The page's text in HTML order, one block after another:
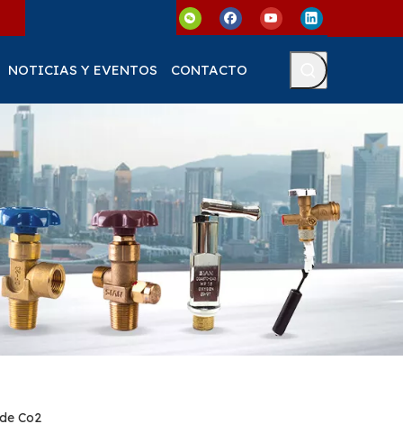
NOTICIAS Y EVENTOS CONTACTO
Co2